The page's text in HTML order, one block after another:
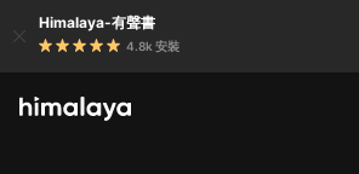
Himalaya-有聲書
4.8k 安裝